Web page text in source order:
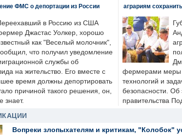
ФМС о депортации из России
в Россию из США
Джастас Уолкер, хорошо
как "Веселый молочник",
что получил уведомление
службы об
на жительство. Его вместе с
время должны депортировать
причиной такого решения, он,
знает.
аграриям
фермерами меры
технологий и
безопасности.
правительства
Вопреки злопыхателям и критикам, "Колобок"